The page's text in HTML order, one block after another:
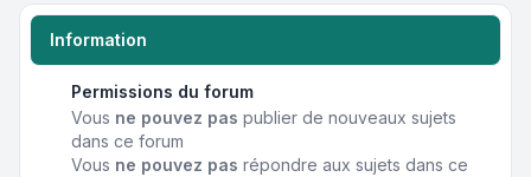
Information
Permissions du forum
Vous ne pouvez pas publier de nouveaux sujets
dans ce forum
Vous ne pouvez pas répondre aux sujets dans ce